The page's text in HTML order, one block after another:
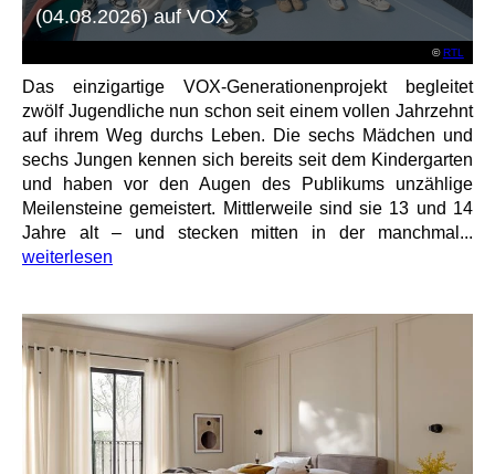
©RTL
(04.08.2026) auf VOX
Das einzigartige VOX-Generationenprojekt begleitet
zwölf Jugendliche nun schon seit einem vollen Jahrzehnt
auf ihrem Weg durchs Leben. Die sechs Mädchen und
sechs Jungen kennen sich bereits seit dem Kindergarten
und haben vor den Augen des Publikums unzählige
Meilensteine gemeistert. Mittlerweile sind sie 13 und 14
Jahre alt – und stecken mitten in der manchmal...
weiterlesen